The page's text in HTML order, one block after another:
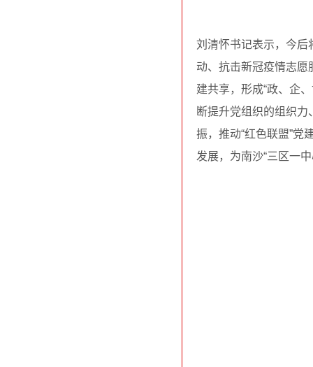
刘清怀书记表示，今后
动、抗击新冠疫情志愿
建共享，形成“政、企
断提升党组织的组织
振，推动“红色联盟”党
发展，为南沙“三区一